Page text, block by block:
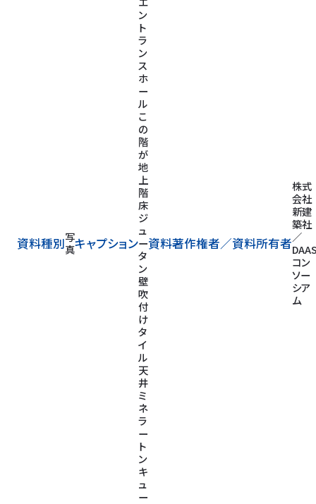
資料種別写
真キャプション
ン
ト
ラ
ン
ス
ホ
ー
ル
こ
の
階
が
地
上
階
床
ジ
ュ
ー
タ
ン
壁
吹
付
け
タ
イ
ル
天
井
ミ
ネ
ラ
ー
ト
ン
キ
ュ
ー
資料著作権者／資料所有者
株式
会社
新建
築社
／
コン
ソー
シア
ム